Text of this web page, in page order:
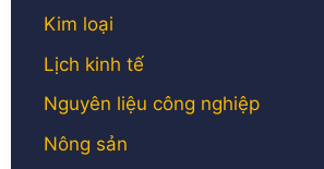
Kim loại
Lịch kinh tế
Nguyên liệu công nghiệp
Nông sản